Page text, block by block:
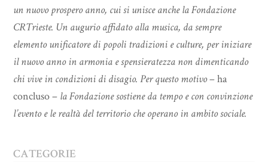
un nuovo prospero anno, cui si unisce anche la Fondazione
CRTrieste. Un augurio affidato alla musica, da sempre
elemento unificatore di popoli tradizioni e culture, per iniziare
il nuovo anno in armonia e spensieratezza non dimenticando
chi vive in condizioni di disagio. Per questo motivo– ha
concluso – la Fondazione sostiene da tempo e con convinzione
l’evento e le realtà del territorio che operano in ambito sociale.
CATEGORIE